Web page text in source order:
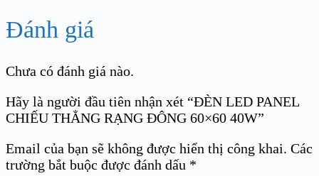
Đánh giá
Chưa có đánh giá nào.
Hãy là người đầu tiên nhận xét “ĐÈN LED PANEL
CHIẾU THẲNG RẠNG ĐÔNG 60×60 40W”
Email của bạn sẽ không được hiển thị công khai. Các
trường bắt buộc được đánh dấu *